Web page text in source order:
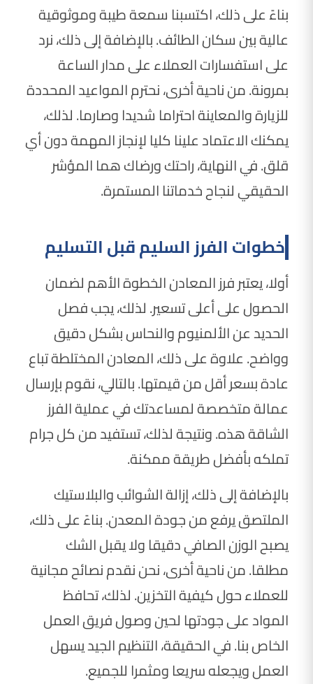
بناءً على ذلك، اكتسبنا سمعة طيبة وموثوقية
عالية بين سكان الطائف. بالإضافة إلى ذلك، نرد
على استفسارات العملاء على مدار الساعة
بمرونة. من ناحية أخرى، نحترم المواعيد المحددة
للزيارة والمعاينة احتراما شديدا وصارما. لذلك،
يمكنك الاعتماد علينا كليا لإنجاز المهمة دون أي
قلق. في النهاية، راحتك ورضاك هما المؤشر
الحقيقي لنجاح خدماتنا المستمرة.
خطوات الفرز السليم قبل التسليم
أولا، يعتبر فرز المعادن الخطوة الأهم لضمان
الحصول على أعلى تسعير. لذلك، يجب فصل
الحديد عن الألمنيوم والنحاس بشكل دقيق
وواضح. علاوة على ذلك، المعادن المختلطة تباع
عادة بسعر أقل من قيمتها. بالتالي، نقوم بإرسال
عمالة متخصصة لمساعدتك في عملية الفرز
الشاقة هذه. ونتيجة لذلك، تستفيد من كل جرام
تملكه بأفضل طريقة ممكنة.
بالإضافة إلى ذلك، إزالة الشوائب والبلاستيك
الملتصق يرفع من جودة المعدن. بناءً على ذلك،
يصبح الوزن الصافي دقيقا ولا يقبل الشك
مطلقا. من ناحية أخرى، نحن نقدم نصائح مجانية
للعملاء حول كيفية التخزين. لذلك، تحافظ
المواد على جودتها لحين وصول فريق العمل
الخاص بنا. في الحقيقة، التنظيم الجيد يسهل
العمل ويجعله سريعا ومثمرا للجميع.